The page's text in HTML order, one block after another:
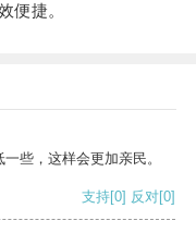
便捷。
些，这样会更加亲民。
支持[0] 反对[0]